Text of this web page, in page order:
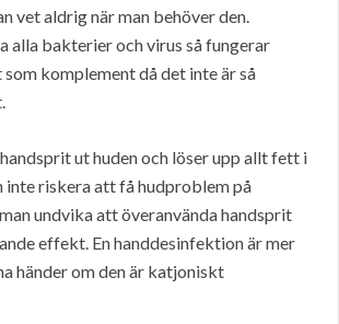
vet aldrig när man behöver den.
alla bakterier och virus så fungerar
komplement då det inte är så
ut huden och löser upp allt fett i
inte riskera att få hudproblem på
undvika att överanvända handsprit
effekt. En handdesinfektion är mer
händer om den är katjoniskt